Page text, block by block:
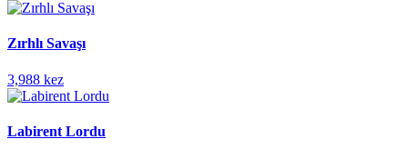
Zırhlı Savaşı
3,988 kez
Labirent Lordu